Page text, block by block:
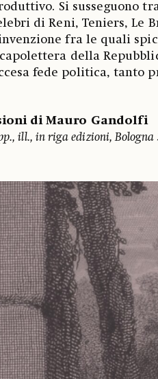
Si susseguono
di Reni, Teniers, Le
fra le quali
della
fede politica, tanto
di Mauro Gandolfi
ill., in riga edizioni, Bologna